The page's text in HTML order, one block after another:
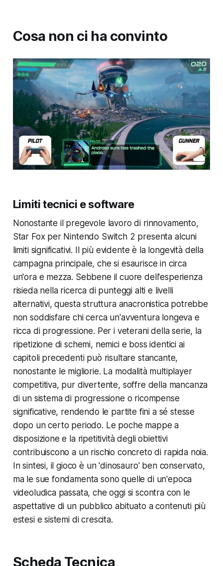
Cosa non ci ha convinto
Limiti tecnici e software
Nonostante il pregevole lavoro di rinnovamento,
Star Fox per Nintendo Switch 2 presenta alcuni
limiti significativi. Il più evidente è la longevità della
campagna principale, che si esaurisce in circa
un'ora e mezza. Sebbene il cuore dell'esperienza
risieda nella ricerca di punteggi alti e livelli
alternativi, questa struttura anacronistica potrebbe
non soddisfare chi cerca un'avventura longeva e
ricca di progressione. Per i veterani della serie, la
ripetizione di schemi, nemici e boss identici ai
capitoli precedenti può risultare stancante,
nonostante le migliorie. La modalità multiplayer
competitiva, pur divertente, soffre della mancanza
di un sistema di progressione o ricompense
significative, rendendo le partite fini a sé stesse
dopo un certo periodo. Le poche mappe a
disposizione e la ripetitività degli obiettivi
contribuiscono a un rischio concreto di rapida noia.
In sintesi, il gioco è un 'dinosauro' ben conservato,
ma le sue fondamenta sono quelle di un'epoca
videoludica passata, che oggi si scontra con le
aspettative di un pubblico abituato a contenuti più
estesi e sistemi di crescita.
Scheda Tecnica